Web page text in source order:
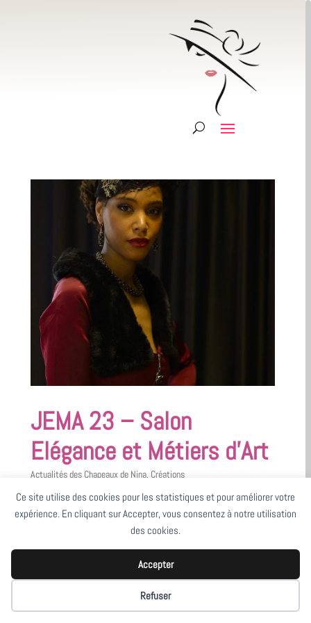
Ce site utilise des cookies pour les statistiques et pour améliorer votre
expérience. En cliquant sur Accepter, vous consentez à notre utilisation
des cookies.
Accepter
Refuser
JEMA 23 – Salon
Elégance et Métiers d’Art
Actualités des Chapeaux de Nina, Créations